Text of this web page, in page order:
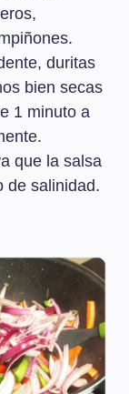
duritas
bien secas
1 minuto a
que la salsa
de salinidad.